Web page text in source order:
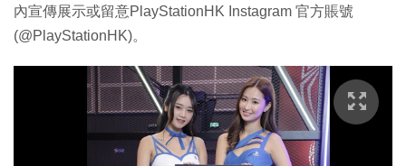
內宣傳展示或留意PlayStationHK Instagram 官方賬號
(@PlayStationHK)。